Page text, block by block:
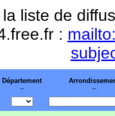
liste de
:
Département
--
--